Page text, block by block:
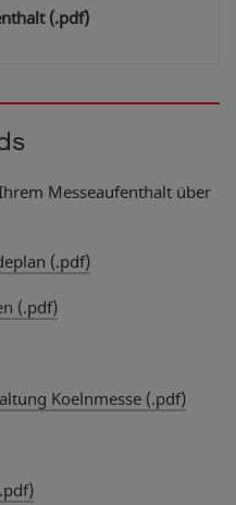
(.pdf)
Messeaufenthalt über
(.pdf)
(.pdf)
Koelnmesse (.pdf)